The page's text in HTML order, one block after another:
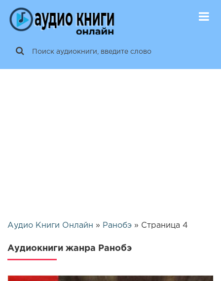
Аудио Книги Онлайн » Ранобэ » Страница 4
Аудиокниги жанра Ранобэ